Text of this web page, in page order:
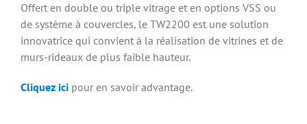
Offert en double ou triple vitrage et en options VSS ou
de système à couvercles, le TW2200 est une solution
innovatrice qui convient à la réalisation de vitrines et de
murs-rideaux de plus faible hauteur.
Cliquez ici pour en savoir advantage.